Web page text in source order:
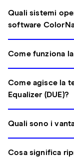
Quali sistemi
software
Come funziona
Come agisce la
Equalizer (DUE)?
Quali sono i
Cosa significa